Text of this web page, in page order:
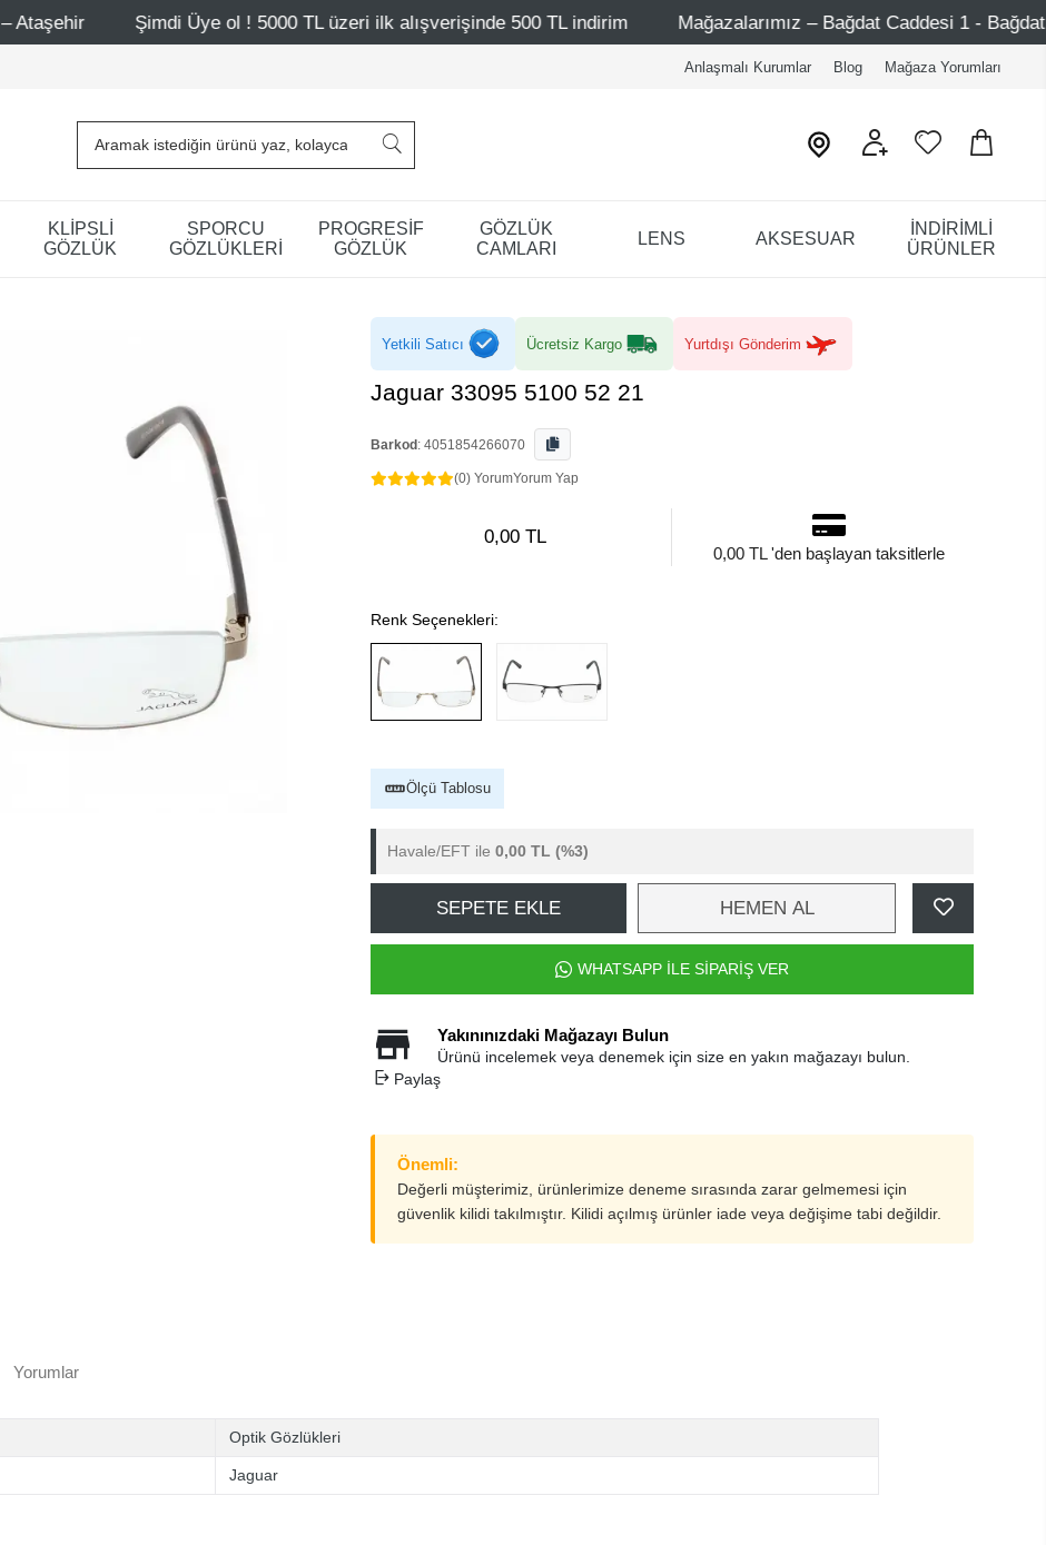
Şimdi Üye ol ! 5000 TL üzeri ilk alışverişinde 500 TL indirim Mağazalarımız – Bağdat Caddesi 1 - Bağdat Caddesi 2 -
Anlaşmalı Kurumlar Blog Mağaza Yorumları
KLİPSLİ
GÖZLÜK
SPORCU
GÖZLÜKLERİ
PROGRESİF
GÖZLÜK
GÖZLÜK
CAMLARI
LENS AKSESUAR
İNDİRİMLİ
ÜRÜNLER
Yetkili Satıcı Ücretsiz Kargo Yurtdışı Gönderim
Jaguar 33095 5100 52 21
Barkod : 4051854266070
(0) YorumYorum Yap
0,00 TL
0,00 TL 'den başlayan taksitlerle
Renk Seçenekleri:
Ölçü Tablosu
Havale/EFT ile 0,00 TL (%3)
SEPETE EKLE HEMEN AL
WHATSAPP İLE SİPARİŞ VER
Yakınınızdaki Mağazayı Bulun
Ürünü incelemek veya denemek için size en yakın mağazayı bulun.
Paylaş
Önemli:
Değerli müşterimiz, ürünlerimize deneme sırasında zarar gelmemesi için
güvenlik kilidi takılmıştır. Kilidi açılmış ürünler iade veya değişime tabi değildir.
Yorumlar
Optik Gözlükleri
Jaguar